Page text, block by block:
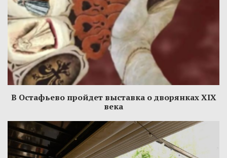
В Остафьево пройдет выставка о дворянках XIX
века